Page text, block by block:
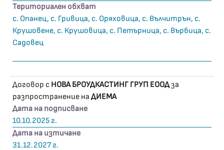
Териториален обхват
с. Опанец, с. Гривица, с. Оряховица, с. Вълчитрън, с.
Крушовене, с. Крушовица, с. Петърница, с. Върбица, с.
Садовец
Договор с НОВА БРОУДКАСТИНГ ГРУП ЕООДза
разпространение на ДИЕМА
Дата на подписване
10.10.2025 г.
Дата на изтичане
31.12.2027 г.